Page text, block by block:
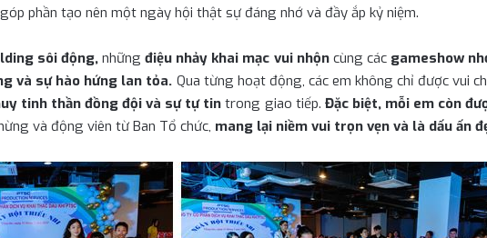
phần tạo nên một ngày hội thật sự đáng nhớ và đầy ắp kỷ niệm.
sôi động,nhữngđiệu nhảy khai mạc vui nhộncùng các gameshow
và sự hào hứng lan tỏa. Qua từng hoạt động, các em không chỉ được vui
tinh thần đồng đội và sự tự tin trong giao tiếp. Đặc biệt, mỗi em còn
và động viên từ Ban Tổ chức, mang lại niềm vui trọn vẹn và là dấu ấn